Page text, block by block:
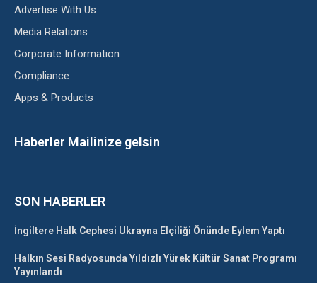
Advertise With Us
Media Relations
Corporate Information
Compliance
Apps & Products
Haberler Mailinize gelsin
SON HABERLER
İngiltere Halk Cephesi Ukrayna Elçiliği Önünde Eylem Yaptı
Halkın Sesi Radyosunda Yıldızlı Yürek Kültür Sanat Programı
Yayınlandı